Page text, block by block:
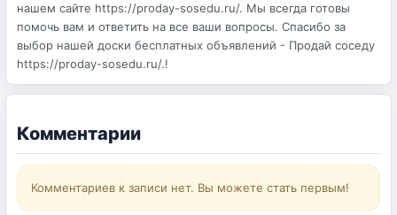
нашем сайте https://proday-sosedu.ru/. Мы всегда готовы
помочь вам и ответить на все ваши вопросы. Спасибо за
выбор нашей доски бесплатных объявлений - Продай соседу
https://proday-sosedu.ru/.!
Комментарии
Комментариев к записи нет. Вы можете стать первым!